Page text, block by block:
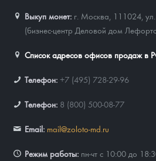
Выкуп монет: г. Москва, 111024,
(бизнес-центр Деловой дом
Список адресов офисов продаж в
Телефон: +7 (495) 728-29-96
Телефон: 8 (800) 500-08-77
Email: mail@zoloto-md.ru
Режим работы: пн-чт с 10:00 до